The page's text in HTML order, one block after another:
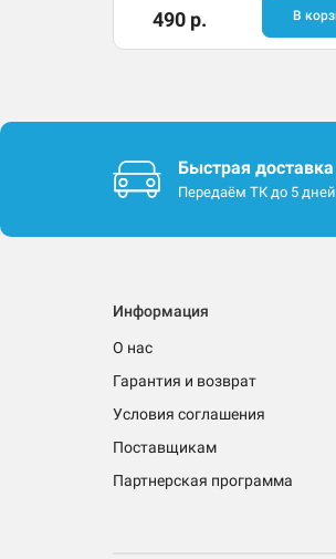
490 р. В
Быстрая доставка
Передаём ТК до 5 дней
Информация
О нас
Гарантия и возврат
Условия соглашения
Поставщикам
Партнерская программа